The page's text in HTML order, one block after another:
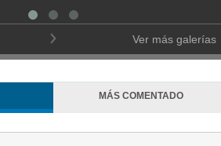
Ver más galerías
MÁS COMENTADO